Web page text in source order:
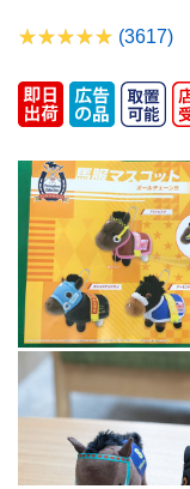
(3617)